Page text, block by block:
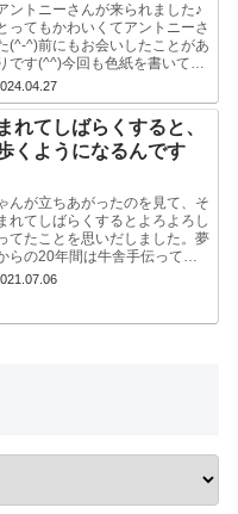
ントニーさんが来られました♪
ってもかわいくてアントニーさ
(^-^)前にもお会いしたことがあ
です(^^)今回も色紙を書いて戴
館に来られた時には、ぜひ、
れてしばらくすると、
くようになるんです
んが立ちあがったのを見て、そ
れてしばらくするとよろよろし
てたことを思いだしました。夢
らの20年間は牛舎手伝ってな
れてました。ちょうど牧場長が